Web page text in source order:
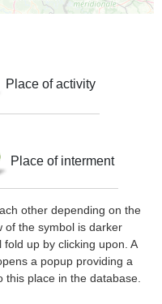
Place of activity
Place of interment
other depending on the
of the symbol is darker
up by clicking upon. A
a popup providing a
place in the database.